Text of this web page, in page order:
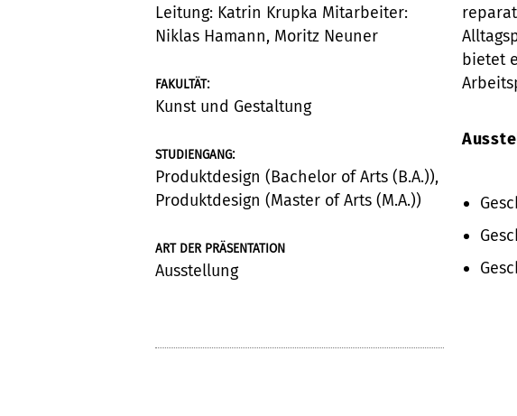
Leitung: Katrin Krupka Mitarbeiter:
Niklas Hamann, Moritz Neuner
FAKULTÄT:
Kunst und Gestaltung
STUDIENGANG:
Produktdesign (Bachelor of Arts (B.A.)),
Produktdesign (Master of Arts (M.A.))
ART DER PRÄSENTATION
Ausstellung
bietet